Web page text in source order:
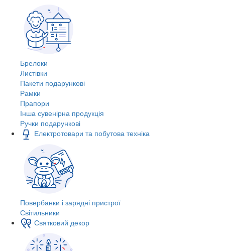
Брелоки
Листівки
Пакети подарункові
Рамки
Прапори
Інша сувенірна продукція
Ручки подарункові
Електротовари та побутова техніка
Повербанки і зарядні пристрої
Світильники
Святковий декор